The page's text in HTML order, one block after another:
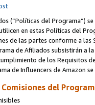
(“Políticas del Programa”)
en estas Políticas del
de las partes conforme a
de Afiliados subsistirán
de los Requisitos
de Influencers de Amazon
del